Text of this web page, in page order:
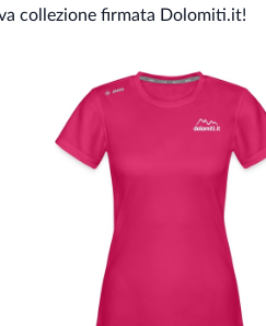
collezione firmata Dolomiti.it!